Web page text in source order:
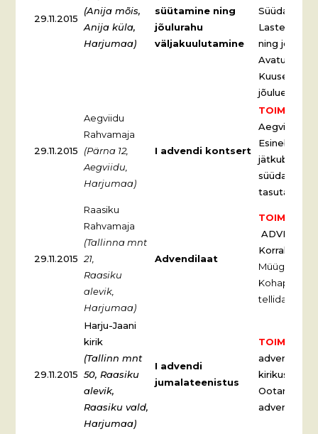
29.11.2015
(Anija mõis,
Anija küla,
Harjumaa)
süütamine ning
jõulurahu
väljakuulutamine
Süüdatakse
Lastetare
ning
Avatud
Kuuse
jõuluehte.
29.11.2015
Aegviidu
Rahvamaja
(Pärna 12,
Aegviidu,
Harjumaa)
I advendi kontsert
TOIMUNUD.
Aegviidu
Esineb
jätkub
süüdatakse
tasuta.
29.11.2015
Raasiku
Rahvamaja
(Tallinna mnt
21,
Raasiku
alevik,
Harjumaa)
Advendilaat
TOIMUNUD.
ADVENDI
Korraldab
Müügil
Kohapeal
tellida.
29.11.2015
Harju-Jaani
kirik
(Tallinn mnt
50, Raasiku
alevik,
Raasiku vald,
Harjumaa)
I advendi
jumalateenistus
TOIMUNUD.
advendi
kirikus
Ootame